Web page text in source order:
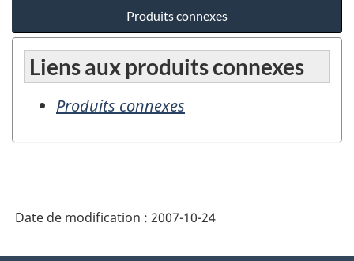
Produits connexes
Liens aux produits connexes
Produits connexes
Date de modification : 2007-10-24